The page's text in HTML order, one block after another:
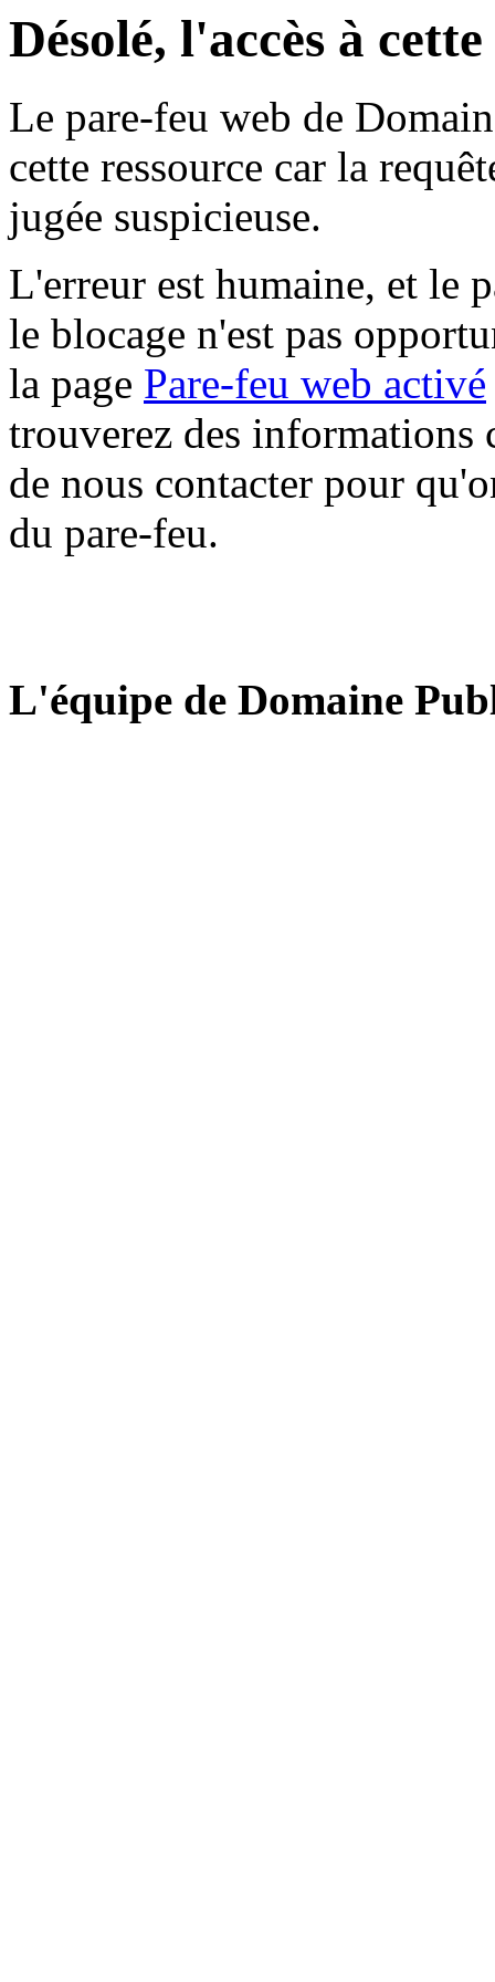
Désolé, l'accès à
Le pare-feu web de
cette ressource car la
jugée suspicieuse.
L'erreur est humaine, et le
le blocage n'est pas
la page Pare-feu web activé
trouverez des informations
de nous contacter pour
du pare-feu.
L'équipe de Domaine